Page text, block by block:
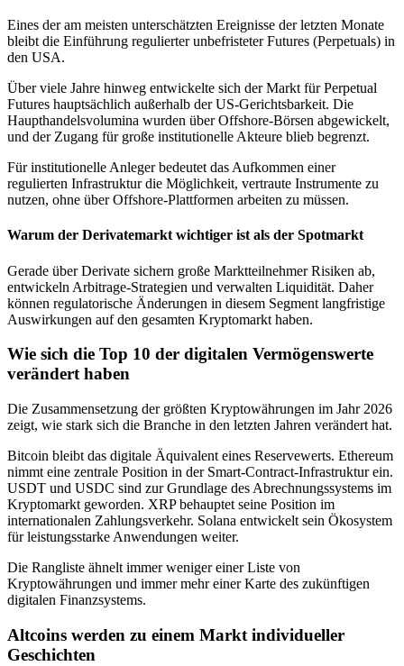
Eines der am meisten unterschätzten Ereignisse der letzten Monate
bleibt die Einführung regulierter unbefristeter Futures (Perpetuals) in
den USA.
Über viele Jahre hinweg entwickelte sich der Markt für Perpetual
Futures hauptsächlich außerhalb der US-Gerichtsbarkeit. Die
Haupthandelsvolumina wurden über Offshore-Börsen abgewickelt,
und der Zugang für große institutionelle Akteure blieb begrenzt.
Für institutionelle Anleger bedeutet das Aufkommen einer
regulierten Infrastruktur die Möglichkeit, vertraute Instrumente zu
nutzen, ohne über Offshore-Plattformen arbeiten zu müssen.
Warum der Derivatemarkt wichtiger ist als der Spotmarkt
Gerade über Derivate sichern große Marktteilnehmer Risiken ab,
entwickeln Arbitrage-Strategien und verwalten Liquidität. Daher
können regulatorische Änderungen in diesem Segment langfristige
Auswirkungen auf den gesamten Kryptomarkt haben.
Wie sich die Top 10 der digitalen Vermögenswerte
verändert haben
Die Zusammensetzung der größten Kryptowährungen im Jahr 2026
zeigt, wie stark sich die Branche in den letzten Jahren verändert hat.
Bitcoin bleibt das digitale Äquivalent eines Reservewerts. Ethereum
nimmt eine zentrale Position in der Smart-Contract-Infrastruktur ein.
USDT und USDC sind zur Grundlage des Abrechnungssystems im
Kryptomarkt geworden. XRP behauptet seine Position im
internationalen Zahlungsverkehr. Solana entwickelt sein Ökosystem
für leistungsstarke Anwendungen weiter.
Die Rangliste ähnelt immer weniger einer Liste von
Kryptowährungen und immer mehr einer Karte des zukünftigen
digitalen Finanzsystems.
Altcoins werden zu einem Markt individueller
Geschichten